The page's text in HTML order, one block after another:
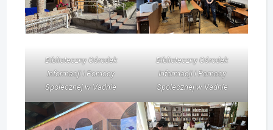
Biblioteczny Ośrodek
Informacji i Pomocy
Spolecznej w Vadnie
Biblioteczny Ośrodek
Informacji i Pomocy
Spolecznej w Vadnie